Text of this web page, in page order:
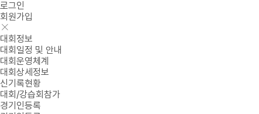
로그인
회원가입
대회정보
대회일정 및 안내
대회운영체계
대회상세정보
신기록현황
대회/강습회참가
경기인등록